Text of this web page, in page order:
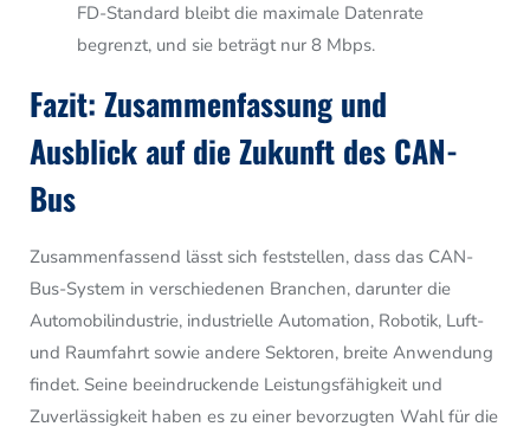
FD-Standard bleibt die maximale Datenrate
begrenzt, und sie beträgt nur 8 Mbps.
Fazit: Zusammenfassung und
Ausblick auf die Zukunft des CAN-
Bus
Zusammenfassend lässt sich feststellen, dass das CAN-
Bus-System in verschiedenen Branchen, darunter die
Automobilindustrie, industrielle Automation, Robotik, Luft-
und Raumfahrt sowie andere Sektoren, breite Anwendung
findet. Seine beeindruckende Leistungsfähigkeit und
Zuverlässigkeit haben es zu einer bevorzugten Wahl für die